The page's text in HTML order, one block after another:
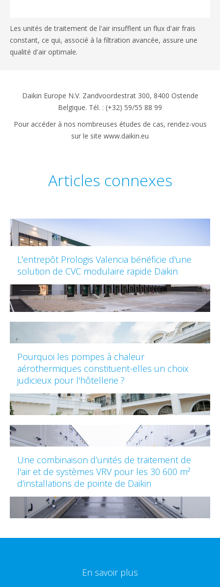
Les unités de traitement de l'air insufflent un flux d'air frais
constant, ce qui, associé à la filtration avancée, assure une
qualité d'air optimale.
Daikin Europe N.V. Zandvoordestrat 300, 8400 Ostende
Belgique. Tél. : (+32) 59/55 88 99
Pour accéder à nos nombreuses études de cas, rendez-vous
sur le site www.daikin.eu
Articles connexes
L'entrepôt Prologis Valencia bénéficie d'une
solution de CVC modulaire rapide Daikin
Pourquoi les pompes à chaleur
aérothermiques constituent-elles un choix
judicieux pour l'hôtellerie ?
Une combinaison d’unités de traitement de
l'air et de systèmes VRV pour les 30 600 m²
d’installations de pointe de Daikin
En savoir plus